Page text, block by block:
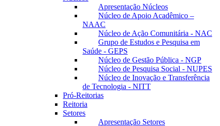
Apresentação Núcleos
Núcleo de Apoio Acadêmico –
NAAC
Núcleo de Ação Comunitária - NAC
Grupo de Estudos e Pesquisa em
Saúde - GEPS
Núcleo de Gestão Pública - NGP
Núcleo de Pesquisa Social - NUPES
Núcleo de Inovação e Transferência
de Tecnologia - NITT
Pró-Reitorias
Reitoria
Setores
Apresentação Setores